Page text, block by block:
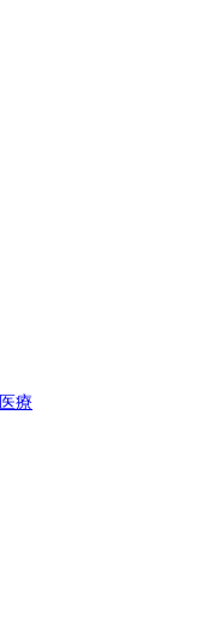
医療